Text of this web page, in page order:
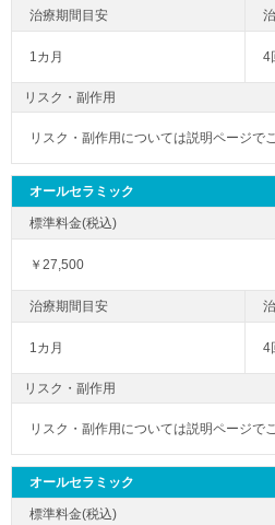
1カ月 4
リスク・副作用
リスク・副作用については説明ページで
オールセラミック
￥27,500
1カ月 4
リスク・副作用
リスク・副作用については説明ページで
オールセラミック